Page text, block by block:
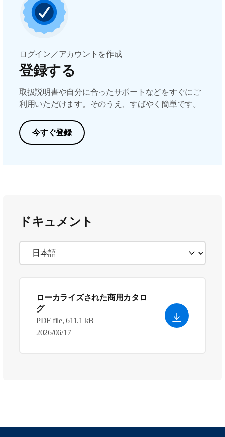
ログイン／アカウントを作成
登録する
取扱説明書や自分に合ったサポートなどをすぐにご
利用いただけます。そのうえ、すばやく簡単です。
今すぐ登録
ドキュメント
ローカライズされた商用カタロ
グ
PDF file, 611.1 kB
2026/06/17